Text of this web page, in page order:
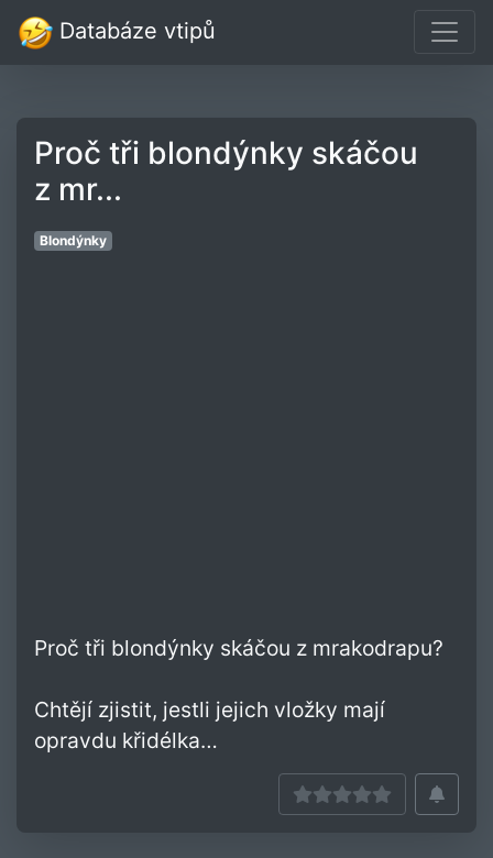
Databáze vtipů
Proč tři blondýnky skáčou
z mr...
Blondýnky
Proč tři blondýnky skáčou z mrakodrapu?
Chtějí zjistit, jestli jejich vložky mají
opravdu křidélka…